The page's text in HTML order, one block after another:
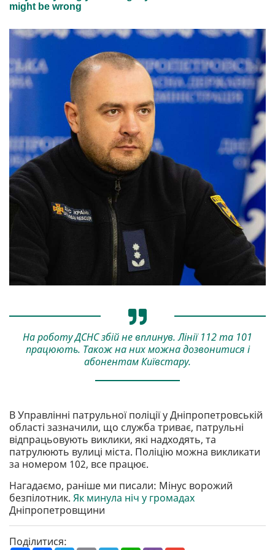
На роботу ДСНС збій не вплинув. Лінії 112 та 101
працюють. Також на них можна дозвонитися і
абонентам Київстару.
В Управлінні патрульної поліції у Дніпропетровській
області зазначили, що служба триває, патрульні
відпрацьовують виклики, які надходять, та
патрулюють вулиці міста. Поліцію можна викликати
за номером 102, все працює.
Нагадаємо, раніше ми писали: Мінус ворожий
безпілотник. Як минула ніч у громадах
Дніпропетровщини
Поділитися: